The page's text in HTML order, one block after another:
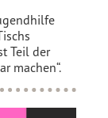
Teil der
machen“.